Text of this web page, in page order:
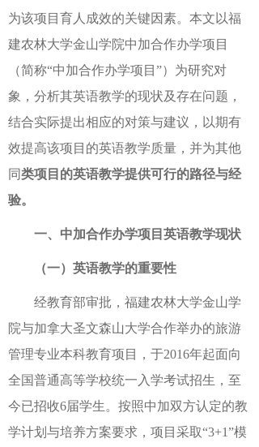
为该项目育人成效的关键因素。本文以福
建农林大学金山学院中加合作办学项目
（简称“中加合作办学项目”）为研究对
象，分析其英语教学的现状及存在问题，
结合实际提出相应的对策与建议，以期有
效提高该项目的英语教学质量，并为其他
同类项目的英语教学提供可行的路径与经
验。
一、中加合作办学项目英语教学现状
（一）英语教学的重要性
经教育部审批，福建农林大学金山学
院与加拿大圣文森山大学合作举办的旅游
管理专业本科教育项目，于2016年起面向
全国普通高等学校统一入学考试招生，至
今已招收6届学生。按照中加双方认定的教
学计划与培养方案要求，项目采取“3+1”模